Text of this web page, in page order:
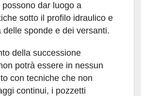
dar luogo a
sotto il profilo idraulico e
delle sponde e dei versanti.
della successione
potrà essere in nessun
con tecniche che non
continui, i pozzetti